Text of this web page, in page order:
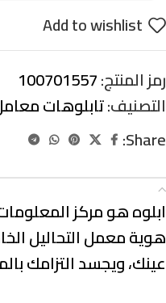
Add to wishlist
رمز المنتج:100701557
التصنيف:تابلوهات
Share:
ابلوه هو مركز
هوية معمل التحاليل
عينك، ويجسد التزامك